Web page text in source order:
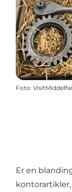
Foto:
Er en